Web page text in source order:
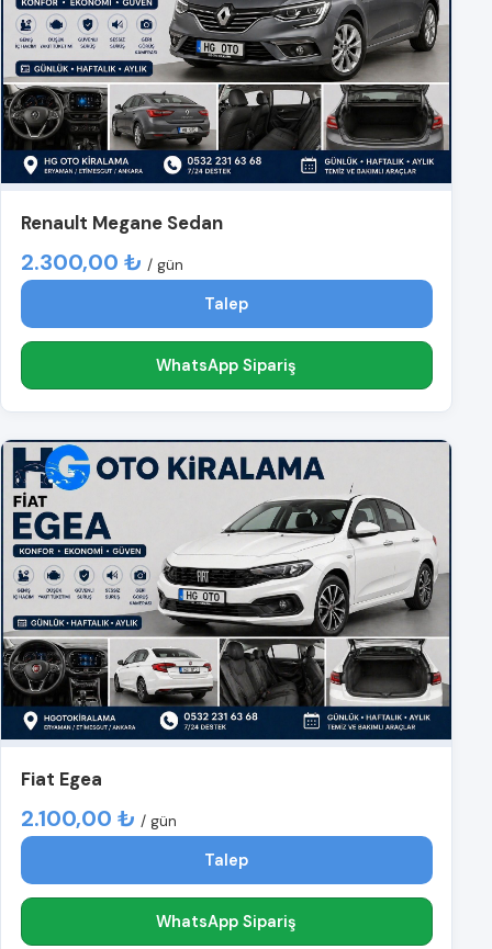
Renault Megane Sedan
2.300,00 ₺ / gün
Talep
WhatsApp Sipariş
Fiat Egea
2.100,00 ₺ / gün
Talep
WhatsApp Sipariş